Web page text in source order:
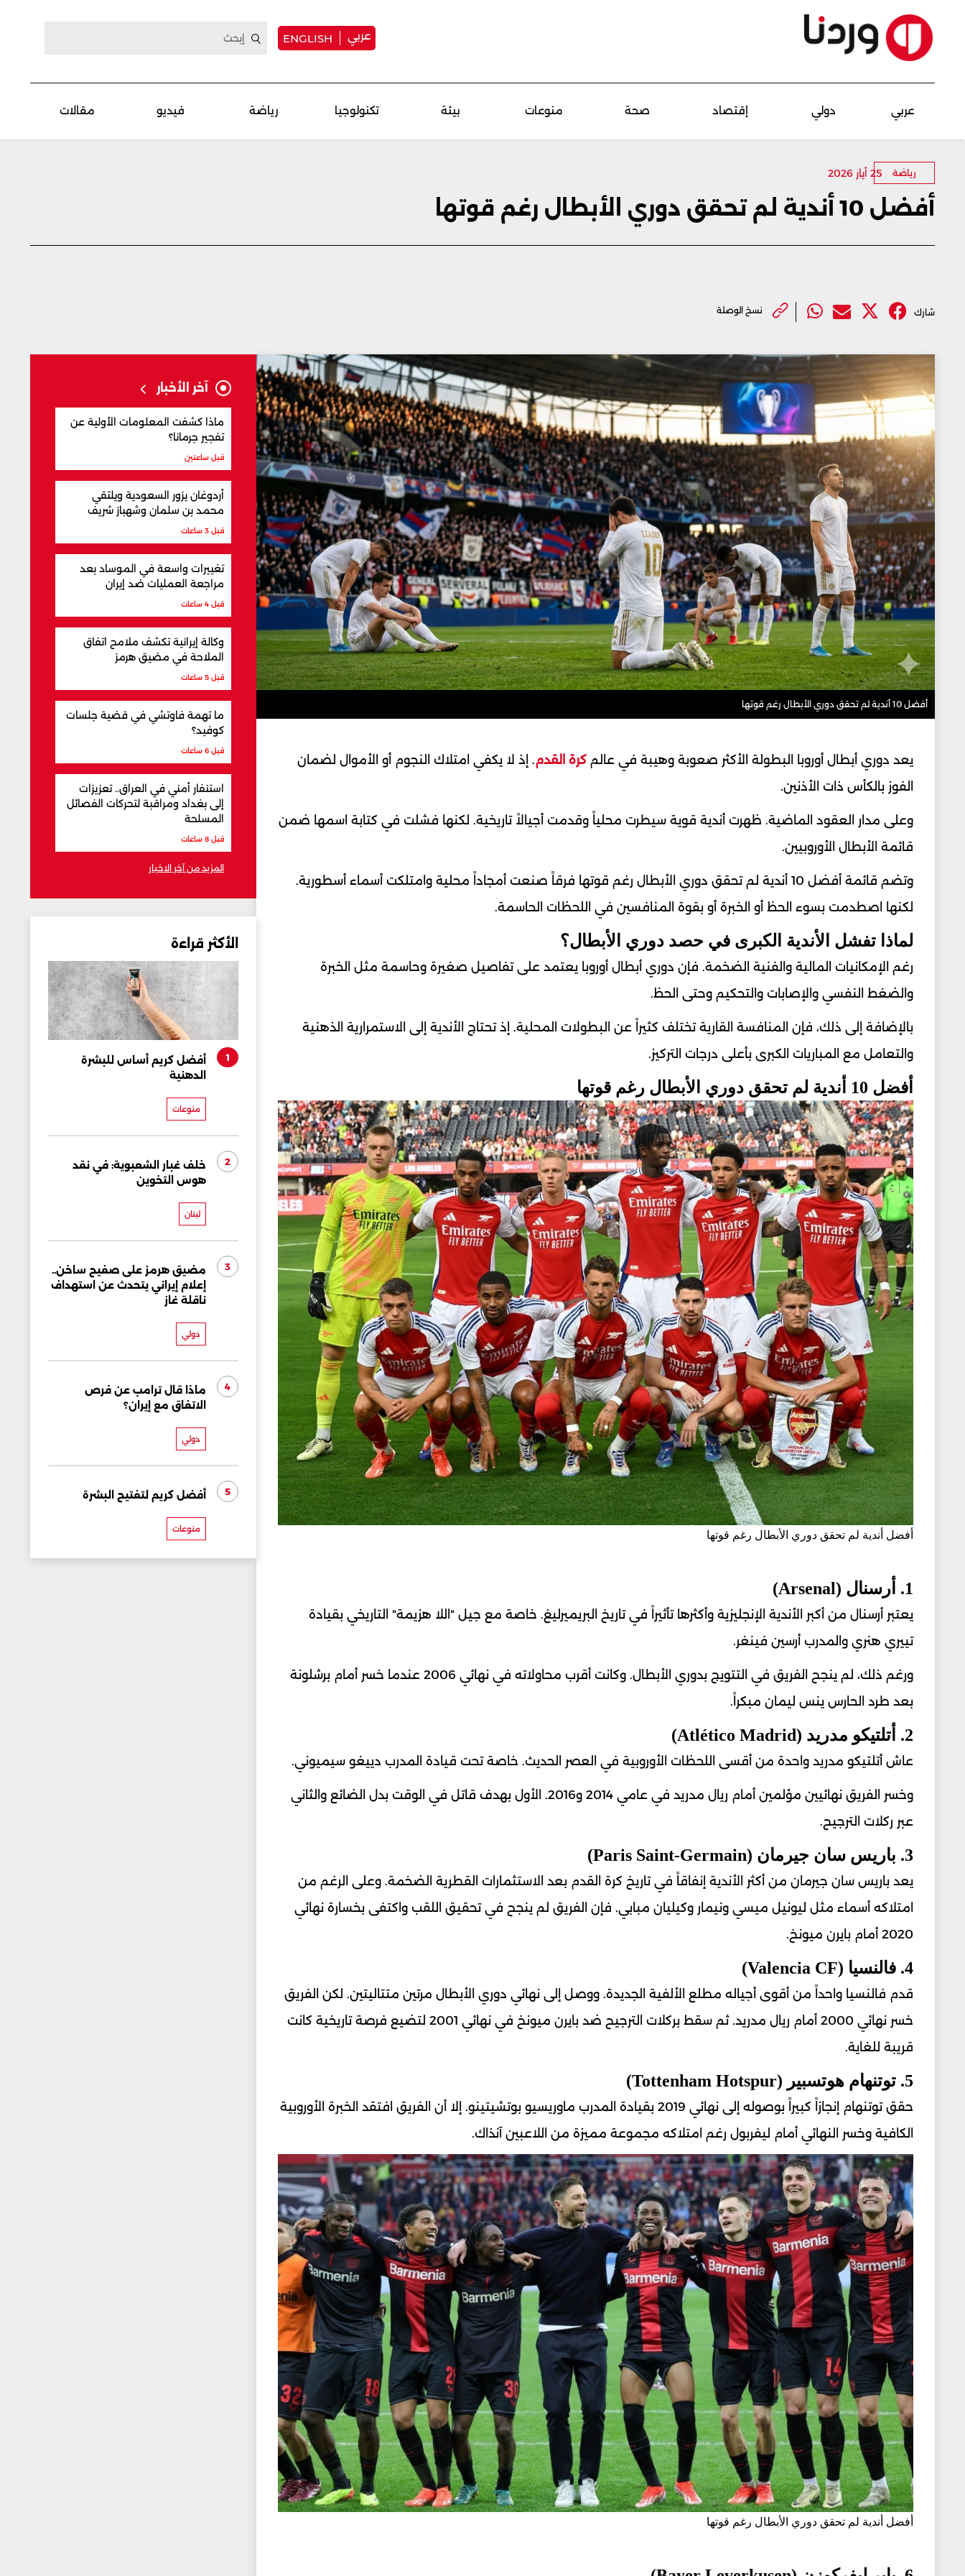
عربي ENGLISH
عربي دولي إقتصاد صحة منوعات بيئة تكنولوجيا رياضة فيديو مقالات
رياضة 25 أيار 2026
أفضل 10 أندية لم تحقق دوري الأبطال رغم قوتها
شارك نسخ الوصلة
أفضل 10 أندية لم تحقق دوري الأبطال رغم قوتها
يعد دوري أبطال أوروبا البطولة الأكثر صعوبة وهيبة في عالم كرة القدم. إذ لا يكفي امتلاك النجوم أو الأموال لضمان
الفوز بالكأس ذات الأذنين.
وعلى مدار العقود الماضية. ظهرت أندية قوية سيطرت محلياً وقدمت أجيالاً تاريخية. لكنها فشلت في كتابة اسمها ضمن
قائمة الأبطال الأوروبيين.
وتضم قائمة أفضل 10 أندية لم تحقق دوري الأبطال رغم قوتها فرقاً صنعت أمجاداً محلية وامتلكت أسماء أسطورية.
لكنها اصطدمت بسوء الحظ أو الخبرة أو بقوة المنافسين في اللحظات الحاسمة.
لماذا تفشل الأندية الكبرى في حصد دوري الأبطال؟
رغم الإمكانيات المالية والفنية الضخمة. فإن دوري أبطال أوروبا يعتمد على تفاصيل صغيرة وحاسمة مثل الخبرة
والضغط النفسي والإصابات والتحكيم وحتى الحظ.
بالإضافة إلى ذلك، فإن المنافسة القارية تختلف كثيراً عن البطولات المحلية. إذ تحتاج الأندية إلى الاستمرارية الذهنية
والتعامل مع المباريات الكبرى بأعلى درجات التركيز.
أفضل 10 أندية لم تحقق دوري الأبطال رغم قوتها
أفضل أندية لم تحقق دوري الأبطال رغم قوتها
1. أرسنال (Arsenal)
يعتبر أرسنال من أكبر الأندية الإنجليزية وأكثرها تأثيراً في تاريخ البريميرليغ. خاصة مع جيل "اللا هزيمة" التاريخي بقيادة
تييري هنري والمدرب أرسين فينغر.
ورغم ذلك، لم ينجح الفريق في التتويج بدوري الأبطال. وكانت أقرب محاولاته في نهائي 2006 عندما خسر أمام برشلونة
بعد طرد الحارس ينس ليمان مبكراً.
2. أتلتيكو مدريد (Atlético Madrid)
عاش أتلتيكو مدريد واحدة من أقسى اللحظات الأوروبية في العصر الحديث. خاصة تحت قيادة المدرب دييغو سيميوني.
وخسر الفريق نهائيين مؤلمين أمام ريال مدريد في عامي 2014 و2016. الأول بهدف قاتل في الوقت بدل الضائع والثاني
عبر ركلات الترجيح.
3. باريس سان جيرمان (Paris Saint-Germain)
يعد باريس سان جيرمان من أكثر الأندية إنفاقاً في تاريخ كرة القدم بعد الاستثمارات القطرية الضخمة. وعلى الرغم من
امتلاكه أسماء مثل ليونيل ميسي ونيمار وكيليان مبابي. فإن الفريق لم ينجح في تحقيق اللقب واكتفى بخسارة نهائي
2020 أمام بايرن ميونخ.
4. فالنسيا (Valencia CF)
قدم فالنسيا واحداً من أقوى أجياله مطلع الألفية الجديدة. ووصل إلى نهائي دوري الأبطال مرتين متتاليتين. لكن الفريق
خسر نهائي 2000 أمام ريال مدريد. ثم سقط بركلات الترجيح ضد بايرن ميونخ في نهائي 2001 لتضيع فرصة تاريخية كانت
قريبة للغاية.
5. توتنهام هوتسبير (Tottenham Hotspur)
حقق توتنهام إنجازاً كبيراً بوصوله إلى نهائي 2019 بقيادة المدرب ماوريسيو بوتشيتينو. إلا أن الفريق افتقد الخبرة الأوروبية
الكافية وخسر النهائي أمام ليفربول رغم امتلاكه مجموعة مميزة من اللاعبين آنذاك.
أفضل أندية لم تحقق دوري الأبطال رغم قوتها
آخر الأخبار
ماذا كشفت المعلومات الأولية عن
تفجير جرمانا؟
قبل ساعتين
أردوغان يزور السعودية ويلتقي
محمد بن سلمان وشهباز شريف
قبل 3 ساعات
تغييرات واسعة في الموساد بعد
مراجعة العمليات ضد إيران
قبل 4 ساعات
وكالة إيرانية تكشف ملامح اتفاق
الملاحة في مضيق هرمز
قبل 5 ساعات
ما تهمة فاوتشي في قضية جلسات
كوفيد؟
قبل 6 ساعات
استنفار أمني في العراق.. تعزيزات
إلى بغداد ومراقبة لتحركات الفصائل
المسلحة
قبل 8 ساعات
المزيد من آخر الاخبار
الأكثر قراءة
1
أفضل كريم أساس للبشرة
الدهنية
منوعات
2
خلف غبار الشعبوية: في نقد
هوس التخوين
لبنان
3
مضيق هرمز على صفيح ساخن..
إعلام إيراني يتحدث عن استهداف
ناقلة غاز
دولي
4
ماذا قال ترامب عن فرص
الاتفاق مع إيران؟
دولي
5 أفضل كريم لتفتيح البشرة
منوعات